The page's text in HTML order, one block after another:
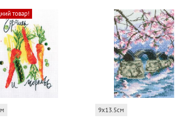
товар!
9x13.5см